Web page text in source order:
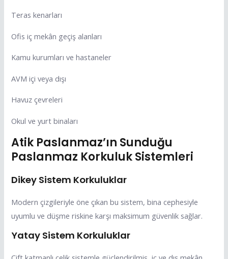
Teras kenarları
Ofis iç mekân geçiş alanları
Kamu kurumları ve hastaneler
AVM içi veya dışı
Havuz çevreleri
Okul ve yurt binaları
Atik Paslanmaz’ın Sunduğu
Paslanmaz Korkuluk Sistemleri
Dikey Sistem Korkuluklar
Modern çizgileriyle öne çıkan bu sistem, bina cephesiyle
uyumlu ve düşme riskine karşı maksimum güvenlik sağlar.
Yatay Sistem Korkuluklar